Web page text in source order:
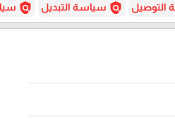
التوصيل policy سياسة التبديل policy